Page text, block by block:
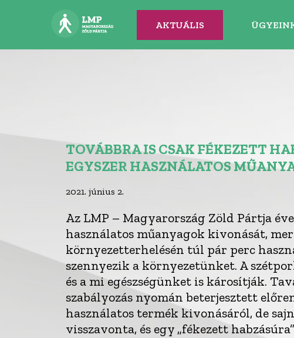
AKTUÁLIS
TOVÁBBRA IS CSAK FÉKEZETT
EGYSZER HASZNÁLATOS
2021. június 2.
Az LMP – Magyarország Zöld Pártja
használatos műanyagok kivonását,
környezetterhelésén túl pár perc
szennyezik a környezetünket. A
és a mi egészségünket is károsítják.
szabályozás nyomán beterjesztett
használatos termék kivonásáról, de
visszavonta, és egy „fékezett